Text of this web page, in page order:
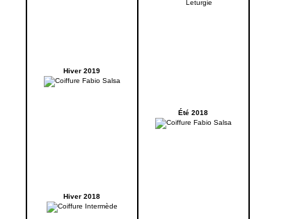
Hiver 2019
Hiver 2018
Été 2018